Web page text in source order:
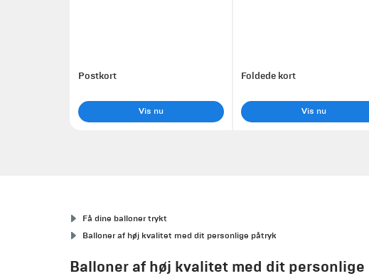
Postkort
Vis nu
Foldede kort
Vis nu
Få dine balloner trykt
Balloner af høj kvalitet med dit personlige påtryk
Balloner af høj kvalitet med dit personlige